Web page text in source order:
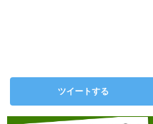
ツイートする